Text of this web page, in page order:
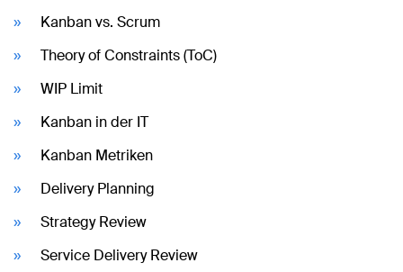
Kanban vs. Scrum
Theory of Constraints (ToC)
WIP Limit
Kanban in der IT
Kanban Metriken
Delivery Planning
Strategy Review
Service Delivery Review